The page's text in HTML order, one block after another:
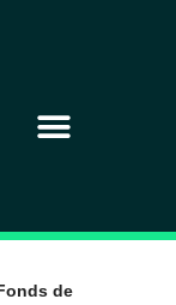
Fonds de